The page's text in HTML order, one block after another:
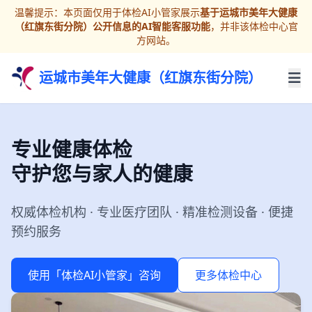
温馨提示：本页面仅用于体检AI小管家展示基于运城市美年大健康
（红旗东街分院）公开信息的AI智能客服功能，并非该体检中心官
方网站。
运城市美年大健康（红旗东街分院）
专业健康体检
守护您与家人的健康
权威体检机构 · 专业医疗团队 · 精准检测设备 · 便捷
预约服务
使用「体检AI小管家」咨询 更多体检中心